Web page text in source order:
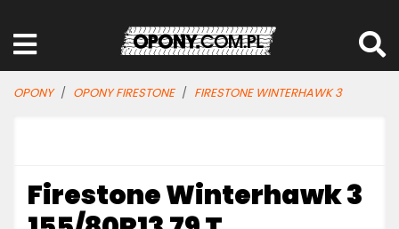
OPONY OPONY FIRESTONE FIRESTONE WINTERHAWK 3
Firestone Winterhawk 3